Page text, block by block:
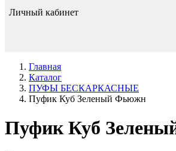
Личный кабинет
Главная
Каталог
ПУФЫ БЕСКАРКАСНЫЕ
Пуфик Куб Зеленый Фьюжн
Пуфик Куб